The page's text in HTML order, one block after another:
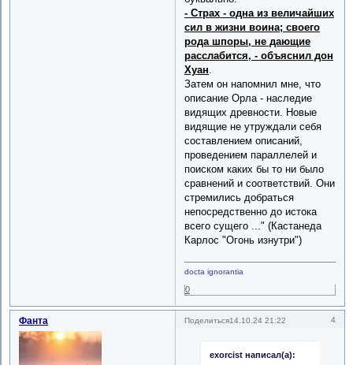
- Страх - одна из величайших
сил в жизни воина; своего
рода шпоры, не дающие
расслабится, - объяснил дон
Хуан
Затем он напомнил мне, что
описание Орла - наследие
видящих древности. Новые
видящие не утруждали себя
составлением описаний,
проведением параллелей и
поиском каких бы то ни было
сравнений и соответствий. Они
стремились добраться
непосредственно до истока
всего сущего ..." (Кастанеда
Карлос "Огонь изнутри")
docta ignorantia
0
Поделиться 4
14.10.24 21:22
Фанта
exorcist написал(а):